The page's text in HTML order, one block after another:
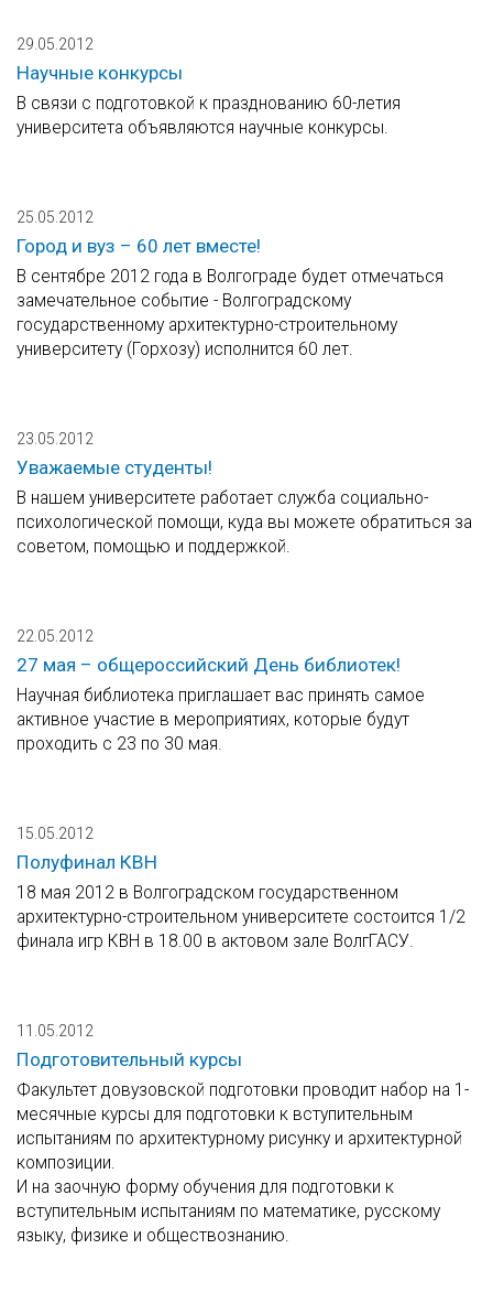
29.05.2012
Научные конкурсы
В связи с подготовкой к празднованию 60-летия
университета объявляются научные конкурсы.
25.05.2012
Город и вуз – 60 лет вместе!
В сентябре 2012 года в Волгограде будет отмечаться
замечательное событие - Волгоградскому
государственному архитектурно-строительному
университету (Горхозу) исполнится 60 лет.
23.05.2012
Уважаемые студенты!
В нашем университете работает служба социально-
психологической помощи, куда вы можете обратиться за
советом, помощью и поддержкой.
22.05.2012
27 мая – общероссийский День библиотек!
Научная библиотека приглашает вас принять самое
активное участие в мероприятиях, которые будут
проходить с 23 по 30 мая.
15.05.2012
Полуфинал КВН
18 мая 2012 в Волгоградском государственном
архитектурно-строительном университете состоится 1/2
финала игр КВН в 18.00 в актовом зале ВолгГАСУ.
11.05.2012
Подготовительный курсы
Факультет довузовской подготовки проводит набор на 1-
месячные курсы для подготовки к вступительным
испытаниям по архитектурному рисунку и архитектурной
композиции.
И на заочную форму обучения для подготовки к
вступительным испытаниям по математике, русскому
языку, физике и обществознанию.